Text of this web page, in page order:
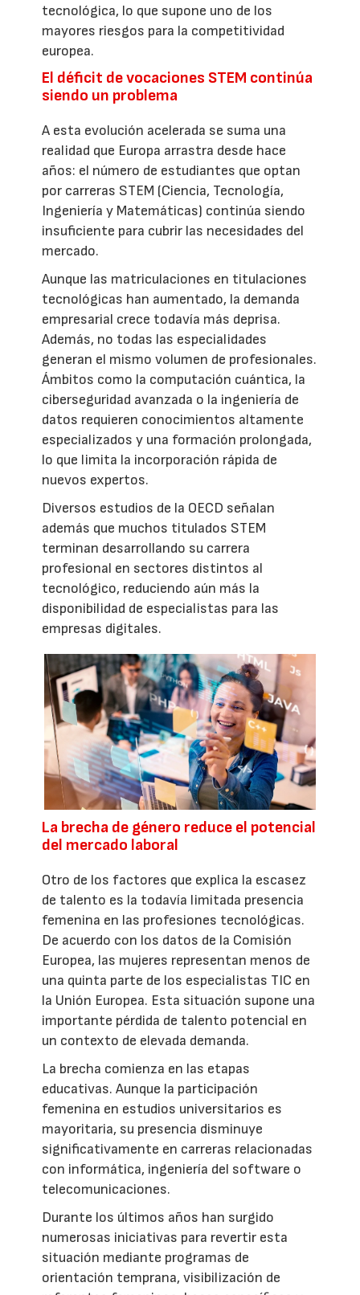
tecnológica, lo que supone uno de los
mayores riesgos para la competitividad
europea.
El déficit de vocaciones STEM continúa
siendo un problema
A esta evolución acelerada se suma una
realidad que Europa arrastra desde hace
años: el número de estudiantes que optan
por carreras STEM (Ciencia, Tecnología,
Ingeniería y Matemáticas) continúa siendo
insuficiente para cubrir las necesidades del
mercado.
Aunque las matriculaciones en titulaciones
tecnológicas han aumentado, la demanda
empresarial crece todavía más deprisa.
Además, no todas las especialidades
generan el mismo volumen de profesionales.
Ámbitos como la computación cuántica, la
ciberseguridad avanzada o la ingeniería de
datos requieren conocimientos altamente
especializados y una formación prolongada,
lo que limita la incorporación rápida de
nuevos expertos.
Diversos estudios de la OECD señalan
además que muchos titulados STEM
terminan desarrollando su carrera
profesional en sectores distintos al
tecnológico, reduciendo aún más la
disponibilidad de especialistas para las
empresas digitales.
La brecha de género reduce el potencial
del mercado laboral
Otro de los factores que explica la escasez
de talento es la todavía limitada presencia
femenina en las profesiones tecnológicas.
De acuerdo con los datos de la Comisión
Europea, las mujeres representan menos de
una quinta parte de los especialistas TIC en
la Unión Europea. Esta situación supone una
importante pérdida de talento potencial en
un contexto de elevada demanda.
La brecha comienza en las etapas
educativas. Aunque la participación
femenina en estudios universitarios es
mayoritaria, su presencia disminuye
significativamente en carreras relacionadas
con informática, ingeniería del software o
telecomunicaciones.
Durante los últimos años han surgido
numerosas iniciativas para revertir esta
situación mediante programas de
orientación temprana, visibilización de